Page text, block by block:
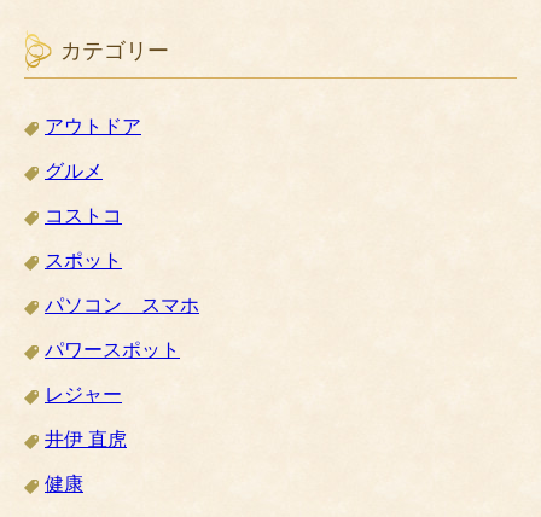
カテゴリー
アウトドア
グルメ
コストコ
スポット
パソコン スマホ
パワースポット
レジャー
井伊 直虎
健康